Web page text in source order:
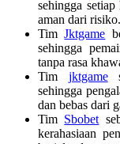
sehingga
aman dari risiko.
TimJktgame
sehingga
tanpa rasa
Tim jktgame
sehingga
dan bebas dari
Tim Sbobet
kerahasiaan